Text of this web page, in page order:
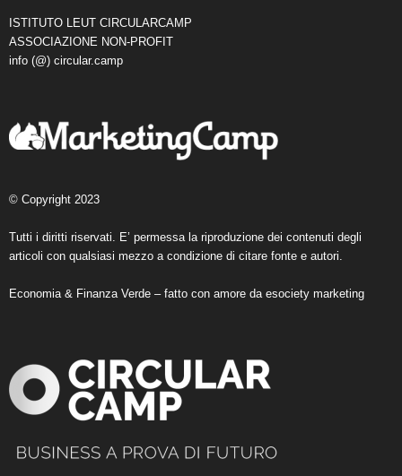
ISTITUTO LEUT CIRCULARCAMP
ASSOCIAZIONE NON-PROFIT
info (@) circular.camp
© Copyright 2023
Tutti i diritti riservati. E’ permessa la riproduzione dei contenuti degli
articoli con qualsiasi mezzo a condizione di citare fonte e autori.
Economia & Finanza Verde – fatto con amore da esociety marketing